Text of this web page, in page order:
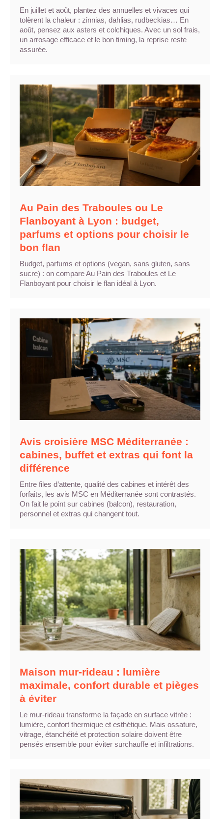
En juillet et août, plantez des annuelles et vivaces qui
tolèrent la chaleur : zinnias, dahlias, rudbeckias… En
août, pensez aux asters et colchiques. Avec un sol frais,
un arrosage efficace et le bon timing, la reprise reste
assurée.
Au Pain des Traboules ou Le
Flanboyant à Lyon : budget,
parfums et options pour choisir le
bon flan
Budget, parfums et options (vegan, sans gluten, sans
sucre) : on compare Au Pain des Traboules et Le
Flanboyant pour choisir le flan idéal à Lyon.
Avis croisière MSC Méditerranée :
cabines, buffet et extras qui font la
différence
Entre files d’attente, qualité des cabines et intérêt des
forfaits, les avis MSC en Méditerranée sont contrastés.
On fait le point sur cabines (balcon), restauration,
personnel et extras qui changent tout.
Maison mur-rideau : lumière
maximale, confort durable et pièges
à éviter
Le mur-rideau transforme la façade en surface vitrée :
lumière, confort thermique et esthétique. Mais ossature,
vitrage, étanchéité et protection solaire doivent être
pensés ensemble pour éviter surchauffe et infiltrations.